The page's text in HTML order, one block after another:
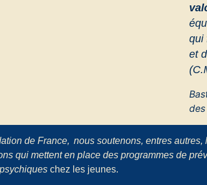
qui
et
de France, nous soutenons, entres autres,
qui mettent en place des programmes de
chez les jeunes.